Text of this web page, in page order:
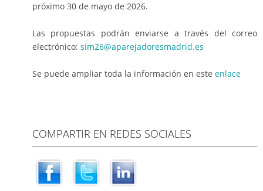
próximo 30 de mayo de 2026.
Las propuestas podrán enviarse a través del correo
electrónico: sim26@aparejadoresmadrid.es
Se puede ampliar toda la información en este enlace
COMPARTIR EN REDES SOCIALES